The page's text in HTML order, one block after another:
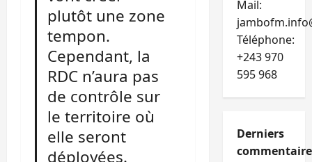
plutôt une zone
tempon.
Cependant, la
RDC n’aura pas
de contrôle sur
le territoire où
elle seront
déployées.
Mail:
Téléphone:
+243 970
595 968
Derniers